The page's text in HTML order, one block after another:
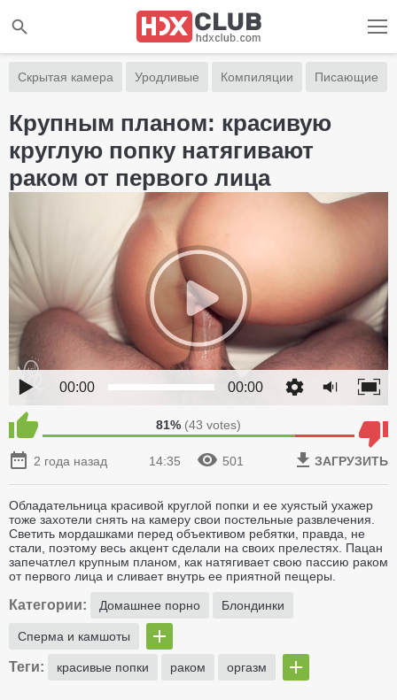
Скрытая камера Уродливые Компиляции Писающие
Крупным планом: красивую
круглую попку натягивают
раком от первого лица
00:00 00:00
81% (43 votes)
2 года назад 14:35 501 ЗАГРУЗИТЬ
Обладательница красивой круглой попки и ее хуястый ухажер
тоже захотели снять на камеру свои постельные развлечения.
Светить мордашками перед объективом ребятки, правда, не
стали, поэтому весь акцент сделали на своих прелестях. Пацан
запечатлел крупным планом, как натягивает свою пассию раком
от первого лица и сливает внутрь ее приятной пещеры.
Категории: Домашнее порно Блондинки
Сперма и камшоты
Теги: красивые попки раком оргазм